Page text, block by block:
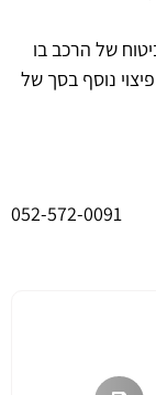
של הרכב בו
נוסף בסך של
052-572-0091